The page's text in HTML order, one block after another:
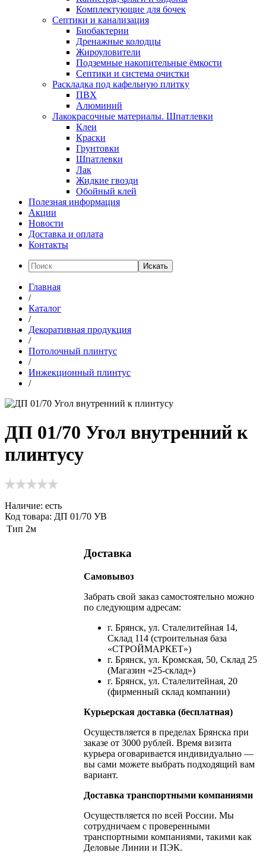
Комплектующие для бочек
Септики и канализация
Биобактерии
Дренажные колодцы
Жироуловители
Подземные накопительные ёмкости
Септики и система очистки
Раскладка под кафельную плитку
ПВХ
Алюминий
Лакокрасочные материалы. Шпатлевки
Клеи
Краски
Грунтовки
Шпатлевки
Лак
Жидкие гвозди
Обойный клей
Полезная информация
Акции
Новости
Доставка и оплата
Контакты
Искать
Главная
/
Каталог
/
Декоративная продукция
/
Потолочный плинтус
/
Инжекционный плинтус
/
ДП 01/70 Угол внутренний к
плинтусу
Наличие: есть
Код товара: ДП 01/70 УВ
Тип 2м
Доставка
Самовывоз
Забрать свой заказ самостоятельно можно
по следующим адресам:
г. Брянск, ул. Сталелитейная 14,
Склад 114 (строительная база
«СТРОЙМАРКЕТ»)
г. Брянск, ул. Кромская, 50, Склад 25
(Магазин «25-склад»)
г. Брянск, ул. Сталелитейная, 20
(фирменный склад компании)
Курьерская доставка (бесплатная)
Осуществляется в пределах Брянска при
заказе от 3000 рублей. Время визита
курьера оговаривается индивидуально —
вы сами можете выбрать подходящий вам
вариант.
Доставка транспортными компаниями
Осуществляется по всей России. Мы
сотрудничаем с проверенными
транспортными компаниями, такими как
Деловые Линии и ПЭК.